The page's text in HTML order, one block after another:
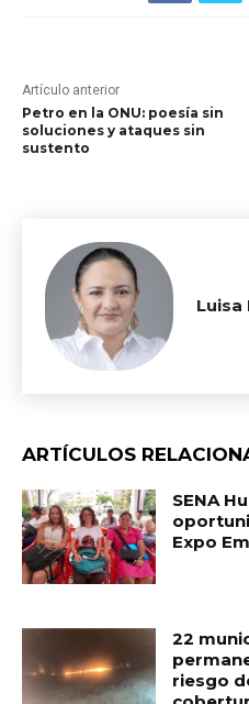
Artículo anterior
Petro en la ONU: poesía sin
soluciones y ataques sin
sustento
Luisa
ARTÍCULOS
SENA
Expo
22
riesgo